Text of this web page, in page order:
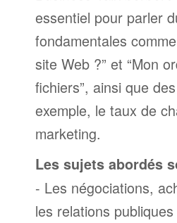
essentiel pour parler
fondamentales
site Web ?” et “Mon
fichiers”, ainsi que
exemple, le taux de
marketing.
Les sujets abordés
- Les négociations,
les relations publiques